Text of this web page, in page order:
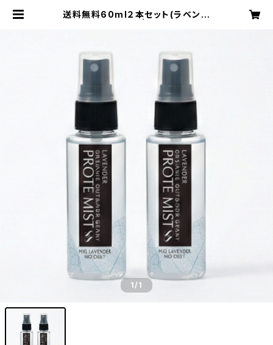
送料無料60ml２本セット(ラベンダ
1/1